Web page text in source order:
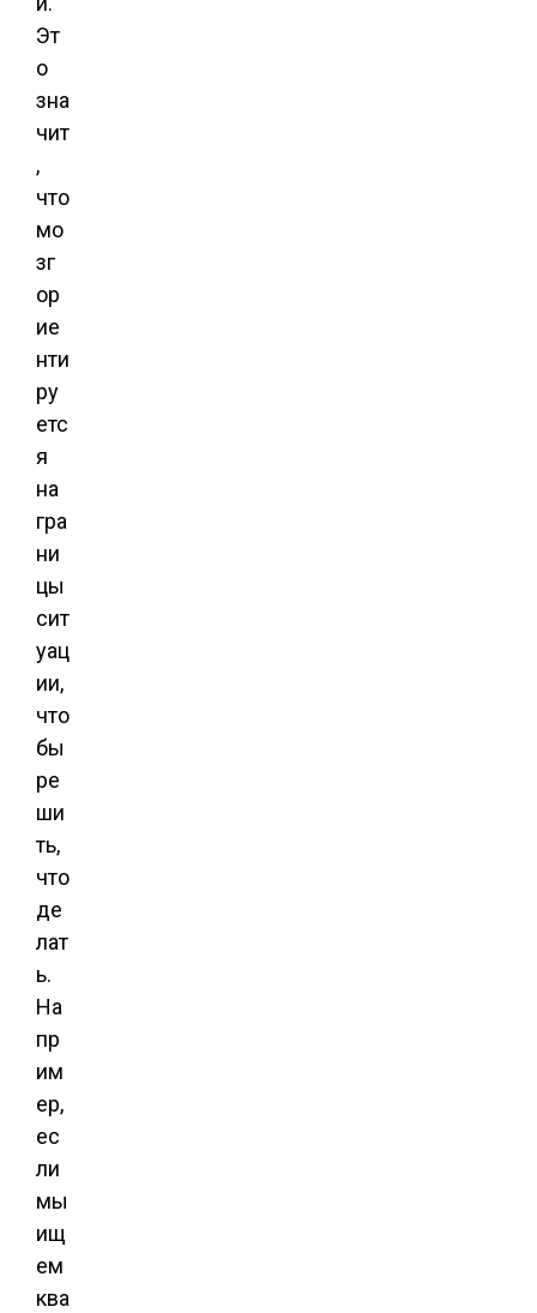
Эт
о
зна
чит
,
что
мо
зг
ор
ие
нти
ру
етс
я
на
гра
ни
цы
сит
уац
ии,
что
бы
ре
ши
ть,
что
де
лат
ь.
На
пр
им
ер,
ес
ли
мы
ищ
ем
ква